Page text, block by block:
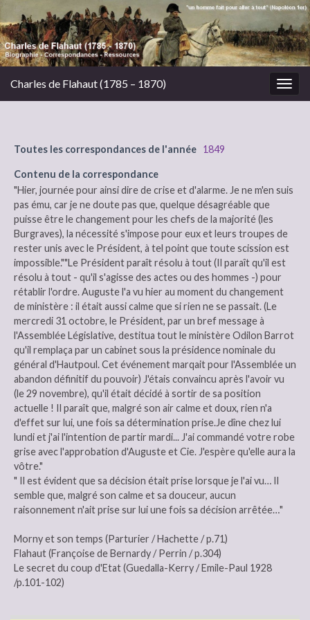
Charles de Flahaut (1785 – 1870)
Toutes les correspondances de l'année 1849
Contenu de la correspondance
"Hier, journée pour ainsi dire de crise et d'alarme. Je ne m'en suis
pas ému, car je ne doute pas que, quelque désagréable que
puisse être le changement pour les chefs de la majorité (les
Burgraves), la nécessité s'impose pour eux et leurs troupes de
rester unis avec le Président, à tel point que toute scission est
impossible.""Le Président paraît résolu à tout (Il paraît qu'il est
résolu à tout - qu'il s'agisse des actes ou des hommes -) pour
rétablir l'ordre. Auguste l'a vu hier au moment du changement
de ministère : il était aussi calme que si rien ne se passait. (Le
mercredi 31 octobre, le Président, par un bref message à
l'Assemblée Législative, destitua tout le ministère Odilon Barrot
qu'il remplaça par un cabinet sous la présidence nominale du
général d'Hautpoul. Cet événement marqait pour l'Assemblée un
abandon définitif du pouvoir) J'étais convaincu après l'avoir vu
(le 29 novembre), qu'il était décidé à sortir de sa position
actuelle ! Il paraît que, malgré son air calme et doux, rien n'a
d'effet sur lui, une fois sa détermination prise.Je dîne chez lui
lundi et j'ai l'intention de partir mardi... J'ai commandé votre robe
grise avec l'approbation d'Auguste et Cie. J'espère qu'elle aura la
vôtre."
" Il est évident que sa décision était prise lorsque je l'ai vu… Il
semble que, malgré son calme et sa douceur, aucun
raisonnement n'ait prise sur lui une fois sa décision arrêtée…"
Morny et son temps (Parturier / Hachette / p.71)
Flahaut (Françoise de Bernardy / Perrin / p.304)
Le secret du coup d'Etat (Guedalla-Kerry / Emile-Paul 1928
/p.101-102)